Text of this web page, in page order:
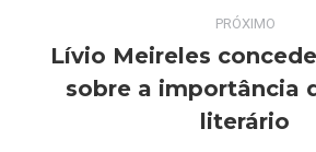
PRÓXIMO
Próximo
post:
Lívio Meireles
sobre a importância
literário